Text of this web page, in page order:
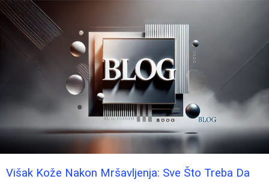
Višak Kože Nakon Mršavljenja: Sve Što Treba Da